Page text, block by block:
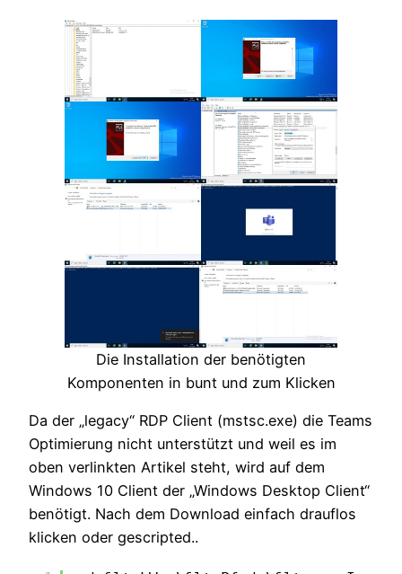
Die Installation der benötigten
Komponenten in bunt und zum Klicken
Da der „legacy“ RDP Client (mstsc.exe) die Teams
Optimierung nicht unterstützt und weil es im
oben verlinkten Artikel steht, wird auf dem
Windows 10 Client der „Windows Desktop Client“
benötigt. Nach dem Download einfach drauflos
klicken oder gescripted..